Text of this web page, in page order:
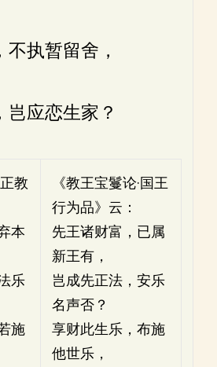
执暂留舍，
岂应恋生家？
教
本
乐
施
《教王宝鬘论·国王
行为品》云：
先王诸财富，已属
新王有，
岂成先正法，安乐
名声否？
享财此生乐，布施
他世乐，